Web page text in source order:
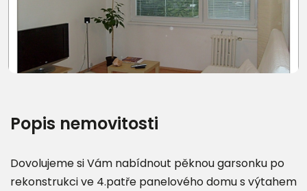
Další fotografie (9)
Popis nemovitosti
Dovolujeme si Vám nabídnout pěknou garsonku po
rekonstrukci ve 4.patře panelového domu s výtahem